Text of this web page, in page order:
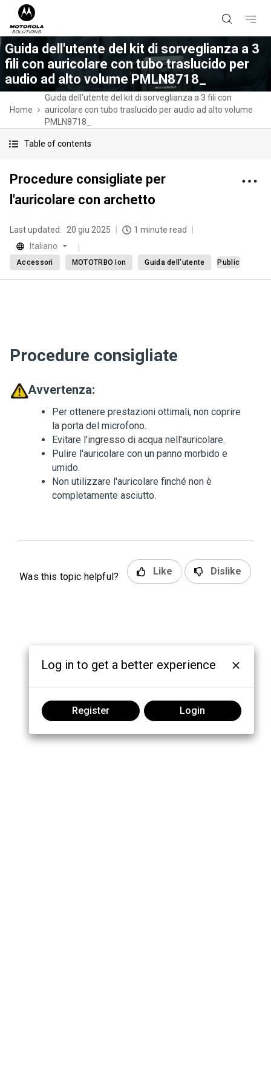
Guida dell'utente del kit di sorveglianza a 3
fili con auricolare con tubo traslucido per
audio ad alto volume PMLN8718_
Home
Guida dell'utente del kit di sorveglianza a 3 fili con
auricolare con tubo traslucido per audio ad alto volume
PMLN8718_
Table of contents
Procedure consigliate per
l'auricolare con archetto
Last updated: 20 giu 2025
1 minute read
Italiano
Accessori MOTOTRBO Ion Guida dell'utente Public
Procedure consigliate
Avvertenza:
Per ottenere prestazioni ottimali, non coprire
la porta del microfono.
Evitare l'ingresso di acqua nell'auricolare.
Pulire l'auricolare con un panno morbido e
umido.
Non utilizzare l'auricolare finché non è
completamente asciutto.
Was this topic helpful? Like Dislike
Log in to get a better experience
Register Login